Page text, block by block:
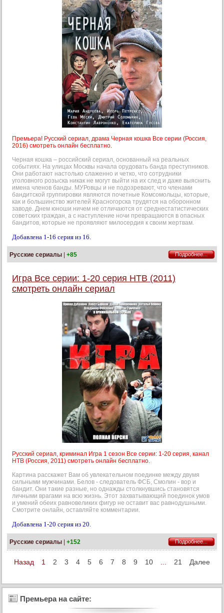
Премьера! Русский сериал, драма Черная кошка Все серии (Россия,
2016) смотреть онлайн бесплатно.
Черная кошка – российский сериал, основанный на реальных
событиях. На улицах Москвы начала орудовать банда преступников.
Они работают настолько слаженно и четко, что сотрудники
уголовного розыска никак не могут выйти на их след и даже выяснить
имена членов банды. МУРовцы и не подозревают, что членами
бандитской группировки являются почетные Комсомольцы, которые,
как и большинство жителей Красногорска трудятся на оборонном
заводе. Днем юноши ничем не отличаются от среднестатистических
советских граждан, а с наступление ночи превращаются в опасных
бандитов, которые не проявляют милосердия к своим жертвам.
Добавлена 1-16 серия из 16.
Русские сериалы +85 Подробнее...
Игра Все серии: 1-20 серия НТВ (2011)
смотреть онлайн сериал
Русский сериал, криминал Игра 1 сезон Все серии: 1-20 серия, канал
НТВ (Россия, 2011) смотреть онлайн бесплатно.
Картина расскажет Вам об увлекательном поединке между двумя
сильными мужчинами. Белов - следователь ФСБ, Смолин - вор и
бандит. Они такие разные, но однажды столкнувшись становятся
личными врагами на всю жизнь. Этот захватывающий поединок умов
и умений обеих равновеликих фигур не оставит вас равнодушными.
Смотрите онлайн, оставляйте комментарии.
Добавлена 1-20 серия из 20.
Русские сериалы | +152 Подробнее...
Назад 1 2 3 4 5 6 7 8 9 10 21 Далее
Премьера на сайте: